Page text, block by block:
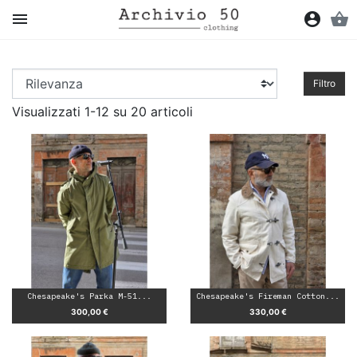
 account_circle shopping_basket
Filtro
Visualizzati 1-12 su 20 articoli
Chesapeake's Parka M-51...
Prezzo
300,00 €
Chesapeake's Fireman Cotton...
Prezzo
330,00 €